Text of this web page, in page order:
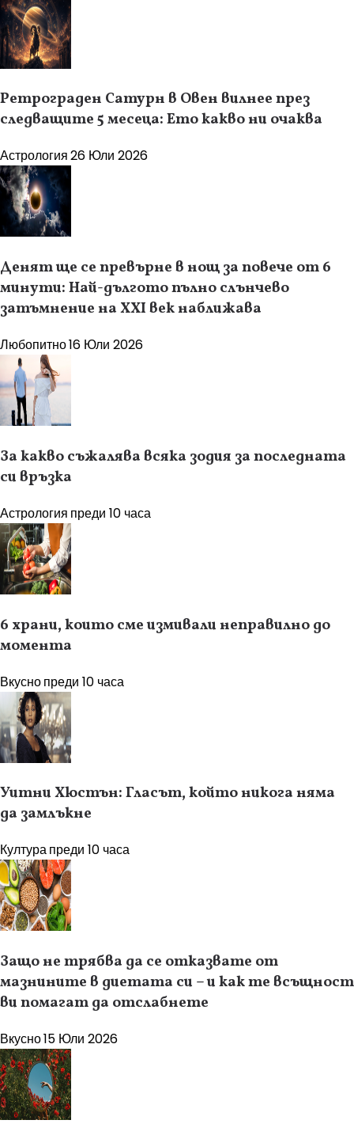
Ретрограден Сатурн в Овен вилнее през
следващите 5 месеца: Ето какво ни очаква
Астрология26 Юли 2026
Денят ще се превърне в нощ за повече от 6
минути: Най-дългото пълно слънчево
затъмнение на XXI век наближава
Любопитно16 Юли 2026
За какво съжалява всяка зодия за последната
си връзка
Астрология преди 10 часа
6 храни, които сме измивали неправилно до
момента
Вкуснопреди 10 часа
Уитни Хюстън: Гласът, който никога няма
да замлъкне
Културапреди 10 часа
Защо не трябва да се отказвате от
мазнините в диетата си – и как те всъщност
ви помагат да отслабнете
Вкусно15 Юли 2026